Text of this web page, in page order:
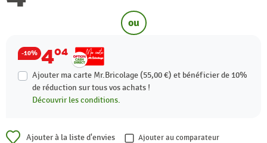
ou
-10% 404
Ajouter ma carte Mr.Bricolage (55,00 €) et bénéficier de 10%
de réduction sur tous vos achats !
Découvrir les conditions.
Ajouter à la liste d'envies Ajouter au comparateur